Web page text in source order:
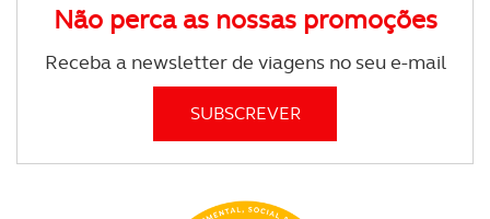
Não perca as nossas promoções
Receba a newsletter de viagens no seu e-mail